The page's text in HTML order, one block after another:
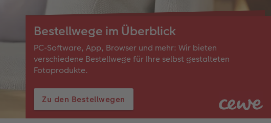
Bestellwege im Überblick
PC-Software, App, Browser und mehr: Wir bieten
verschiedene Bestellwege für Ihre selbst gestalteten
Fotoprodukte.
Zu den Bestellwegen